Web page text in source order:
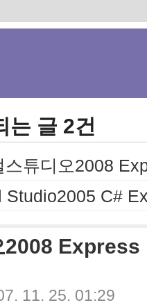
는 글 2건
스튜디오2008
Studio2005 C#
2008
11. 25. 01:29